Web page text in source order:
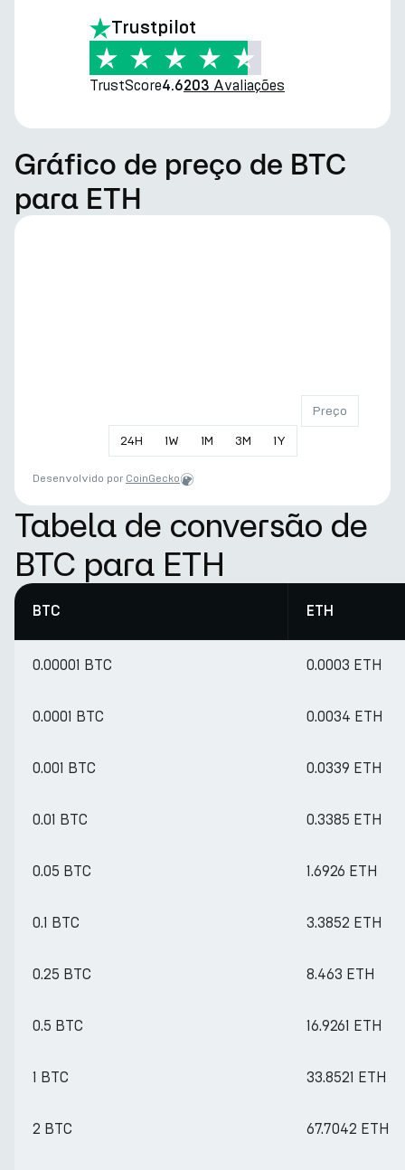
Trustpilot
TrustScore4.6203 Avaliações
Gráfico de preço de BTC
para ETH
24H 1W 1M 3M 1Y
Preço
Desenvolvido por CoinGecko
Tabela de conversão de
BTC para ETH
BTC ETH
0.00001 BTC 0.0003 ETH
0.0001 BTC 0.0034 ETH
0.001 BTC 0.0339 ETH
0.01 BTC 0.3385 ETH
0.05 BTC 1.6926 ETH
0.1 BTC 3.3852 ETH
0.25 BTC 8.463 ETH
0.5 BTC 16.9261 ETH
1 BTC 33.8521 ETH
2 BTC 67.7042 ETH